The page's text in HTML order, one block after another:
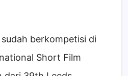
berkompetisi di
Short Film